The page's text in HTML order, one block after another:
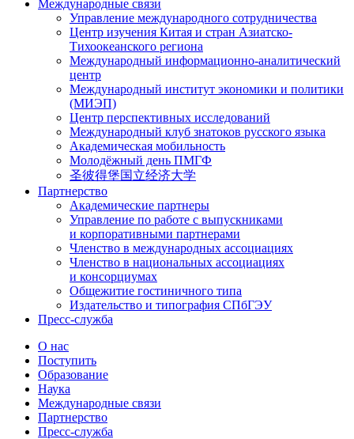
Международные связи
Управление международного сотрудничества
Центр изучения Китая и стран Азиатско-
Тихоокеанского региона
Международный информационно-аналитический
центр
Международный институт экономики и политики
(МИЭП)
Центр перспективных исследований
Международный клуб знатоков русского языка
Академическая мобильность
Молодёжный день ПМГФ
圣彼得堡国立经济大学
Партнерство
Академические партнеры
Управление по работе с выпускниками
и корпоративными партнерами
Членство в международных ассоциациях
Членство в национальных ассоциациях
и консорциумах
Общежитие гостиничного типа
Издательство и типография СПбГЭУ
Пресс-служба
О нас
Поступить
Образование
Наука
Международные связи
Партнерство
Пресс-служба